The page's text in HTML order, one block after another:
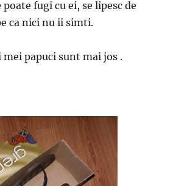
fugi cu ei, se lipesc de
ca nici nu ii simti.
mei papuci sunt mai jos .